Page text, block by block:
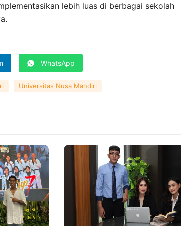
lebih luas di berbagai sekolah
WhatsApp
Universitas Nusa Mandiri